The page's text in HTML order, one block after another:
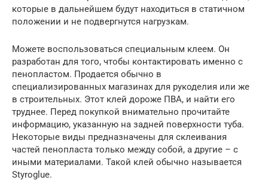
которые в дальнейшем будут находиться в статичном
положении и не подвергнутся нагрузкам.
Можете воспользоваться специальным клеем. Он
разработан для того, чтобы контактировать именно с
пенопластом. Продается обычно в
специализированных магазинах для рукоделия или же
в строительных. Этот клей дороже ПВА, и найти его
труднее. Перед покупкой внимательно прочитайте
информацию, указанную на задней поверхности туба.
Некоторые виды предназначены для склеивания
частей пенопласта только между собой, а другие – с
иными материалами. Такой клей обычно называется
Styroglue.